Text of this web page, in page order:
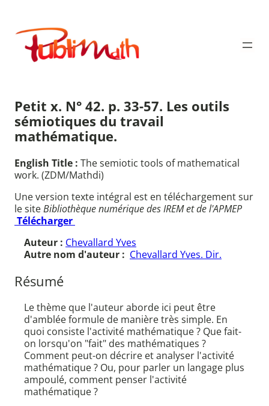
contenu
Publimath
Petit x. N° 42. p. 33-57. Les outils
sémiotiques du travail
mathématique.
English Title : The semiotic tools of mathematical
work. (ZDM/Mathdi)
Une version texte intégral est en téléchargement sur
le siteBibliothèque numérique des IREM et de l'APMEP
Télécharger
Auteur : Chevallard Yves
Autre nom d'auteur : Chevallard Yves. Dir.
Résumé
Le thème que l'auteur aborde ici peut être
d'amblée formule de manière très simple. En
quoi consiste l'activité mathématique ? Que fait-
on lorsqu'on "fait" des mathématiques ?
Comment peut-on décrire et analyser l'activité
mathématique ? Ou, pour parler un langage plus
ampoulé, comment penser l'activité
mathématique ?